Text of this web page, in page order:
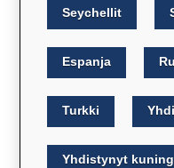
Seychellit
Espanja
Turkki
Yhdistynyt